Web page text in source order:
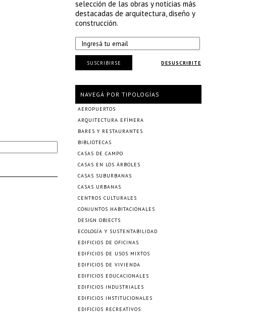
selección de las obras y noticias más
destacadas de arquitectura, diseño y
construcción.
DESUSCRIBITE
SUSCRIBIRSE
NAVEGÁ POR TIPOLOGÍAS
AEROPUERTOS
ARQUITECTURA EFÍMERA
BARES Y RESTAURANTES
BIBLIOTECAS
CASAS DE CAMPO
CASAS EN LOS ÁRBOLES
CASAS SUBURBANAS
CASAS URBANAS
CENTROS CULTURALES
CONJUNTOS HABITACIONALES
DESIGN OBJECTS
ECOLOGÍA Y SUSTENTABILIDAD
EDIFICIOS DE OFICINAS
EDIFICIOS DE USOS MIXTOS
EDIFICIOS DE VIVIENDA
EDIFICIOS EDUCACIONALES
EDIFICIOS INDUSTRIALES
EDIFICIOS INSTITUCIONALES
EDIFICIOS RECREATIVOS